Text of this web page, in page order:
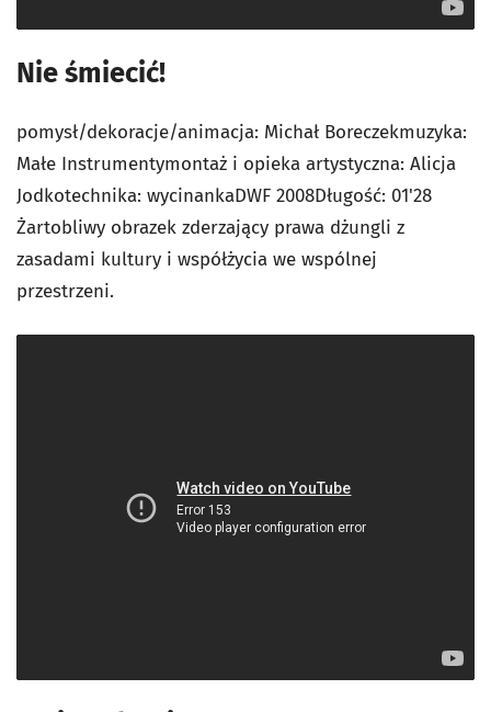
Nie śmiecić!
pomysł/dekoracje/animacja: Michał Boreczekmuzyka:
Małe Instrumentymontaż i opieka artystyczna: Alicja
Jodkotechnika: wycinankaDWF 2008Długość: 01'28
Żartobliwy obrazek zderzający prawa dżungli z
zasadami kultury i współżycia we wspólnej
przestrzeni.